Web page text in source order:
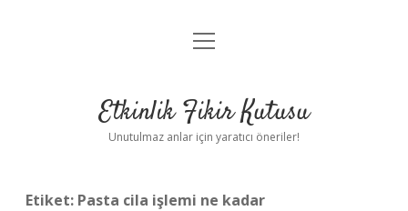
Anasayfa
Yasal Uyarı
menüyü
Etkinlik Fikir Kutusu
Unutulmaz anlar için yaratıcı öneriler!
Etiket: Pasta cila işlemi ne kadar